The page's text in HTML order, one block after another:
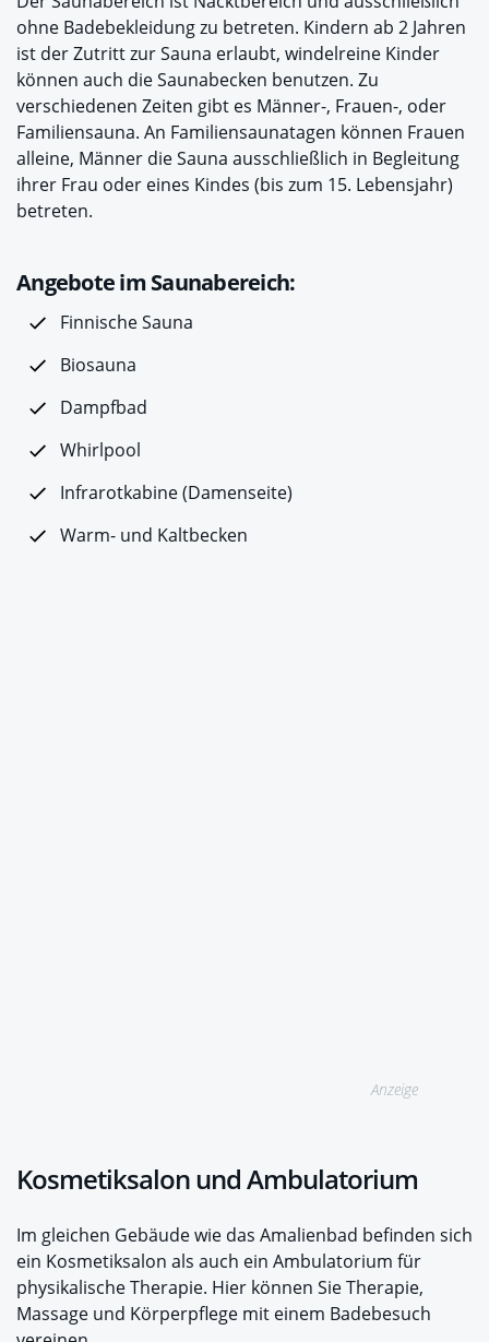
ohne Badebekleidung zu betreten. Kindern ab 2 Jahren
ist der Zutritt zur Sauna erlaubt, windelreine Kinder
können auch die Saunabecken benutzen. Zu
verschiedenen Zeiten gibt es Männer-, Frauen-, oder
Familiensauna. An Familiensaunatagen können Frauen
alleine, Männer die Sauna ausschließlich in Begleitung
ihrer Frau oder eines Kindes (bis zum 15. Lebensjahr)
betreten.
Angebote im Saunabereich:
Finnische Sauna
Biosauna
Dampfbad
Whirlpool
Infrarotkabine (Damenseite)
Warm- und Kaltbecken
Anzeige
Kosmetiksalon und Ambulatorium
Im gleichen Gebäude wie das Amalienbad befinden sich
ein Kosmetiksalon als auch ein Ambulatorium für
physikalische Therapie. Hier können Sie Therapie,
Massage und Körperpflege mit einem Badebesuch